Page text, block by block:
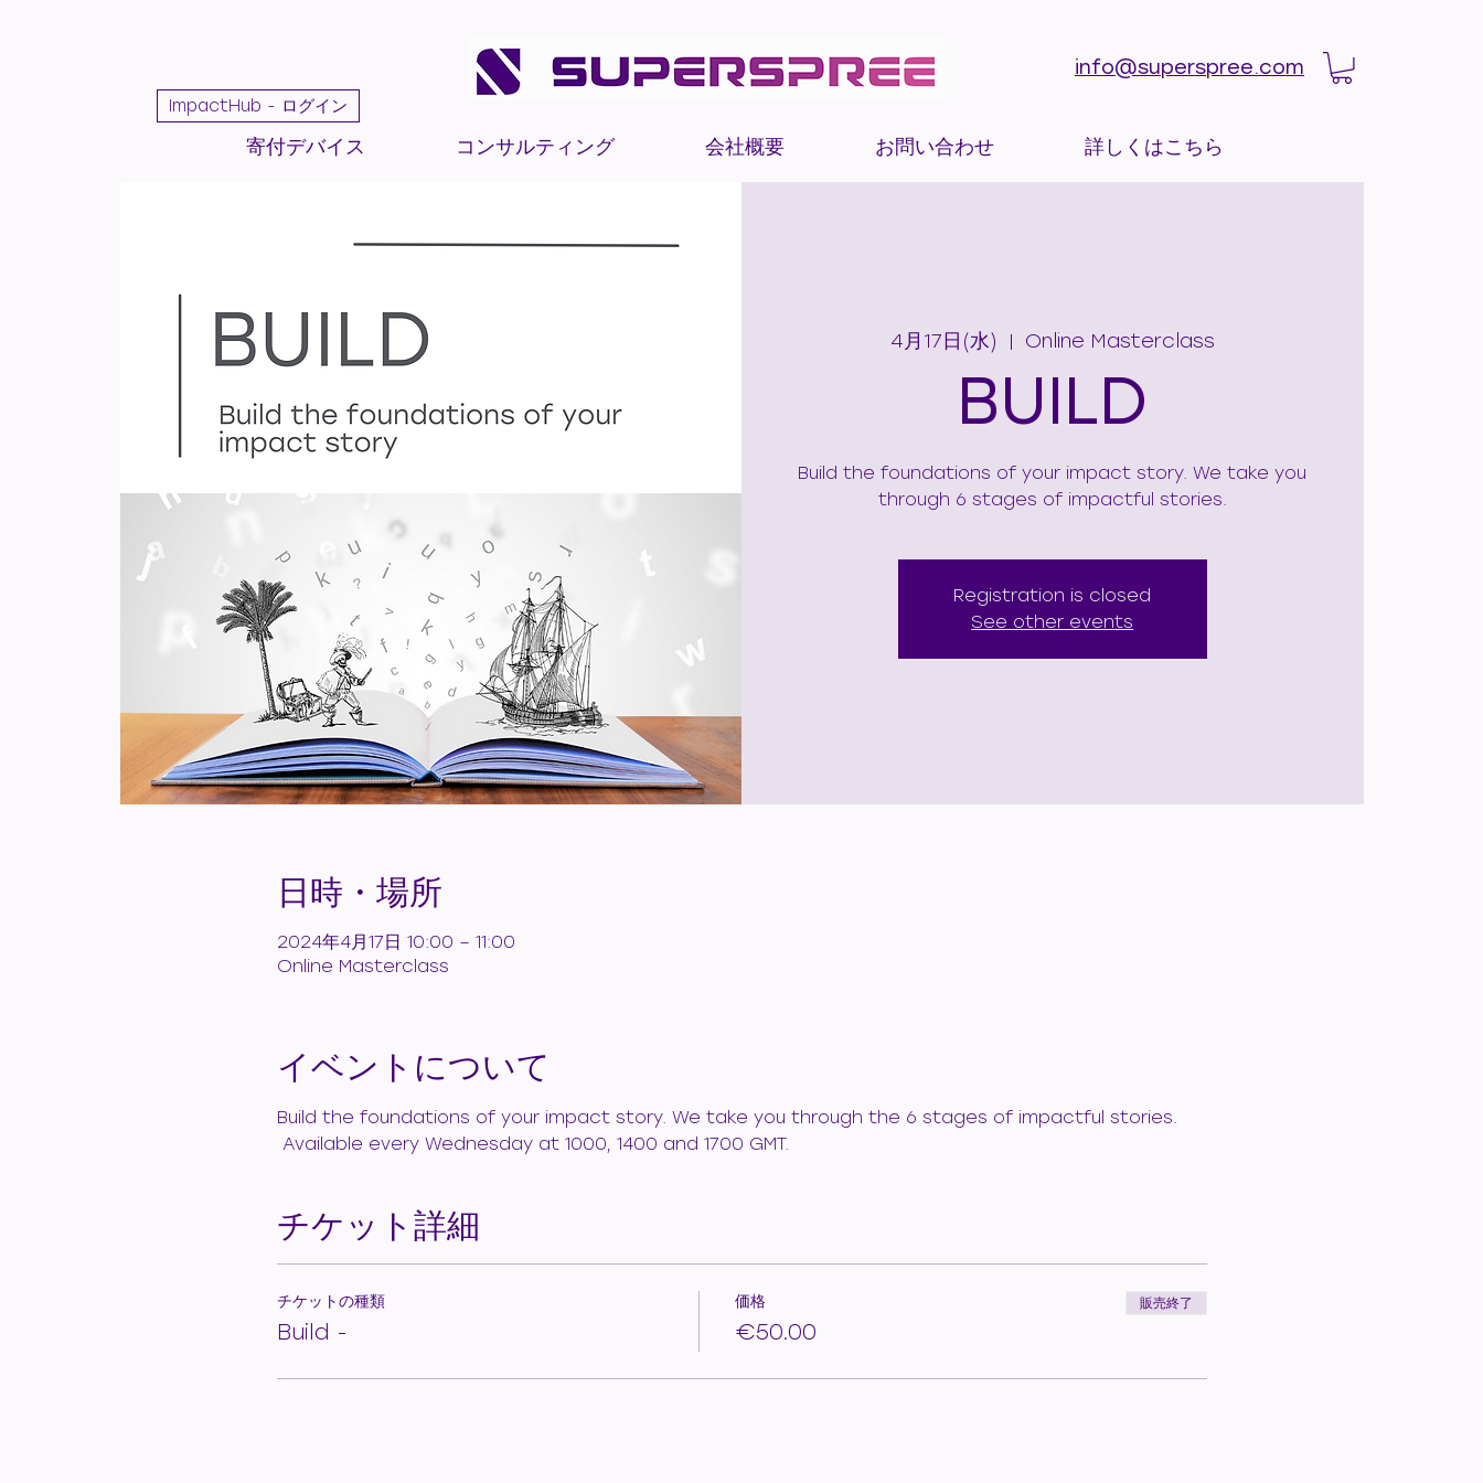
ImpactHub - ログイン
info@superspree.com
寄付デバイス コンサルティング 会社概要 お問い合わせ 詳しくはこちら
4月17日(水)
  |
Online Masterclass
BUILD
Build the foundations of your impact story. We take you
through 6 stages of impactful stories.
Registration is closed
See other events
日時・場所
2024年4月17日 10:00 – 11:00
Online Masterclass
イベントについて
Build the foundations of your impact story. We take you through the 6 stages of impactful stories.
Available every Wednesday at 1000, 1400 and 1700 GMT.
チケット詳細
チケットの種類
Build -
価格
€50.00
販売終了